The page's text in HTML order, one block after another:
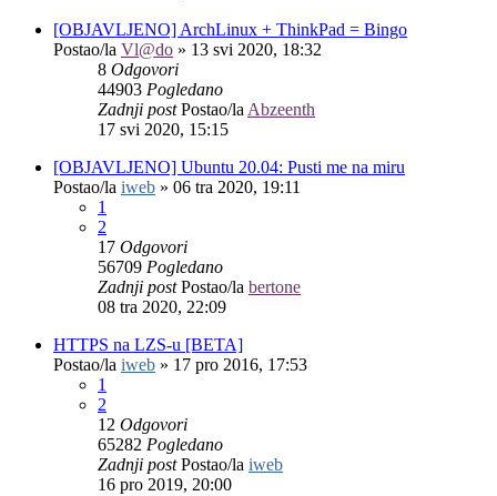
[OBJAVLJENO] ArchLinux + ThinkPad = Bingo
Postao/la Vl@do » 13 svi 2020, 18:32
8 Odgovori
44903 Pogledano
Zadnji postPostao/la Abzeenth
17 svi 2020, 15:15
[OBJAVLJENO] Ubuntu 20.04: Pusti me na miru
Postao/la iweb » 06 tra 2020, 19:11
1
2
17 Odgovori
56709 Pogledano
Zadnji postPostao/la bertone
08 tra 2020, 22:09
HTTPS na LZS-u [BETA]
Postao/la iweb » 17 pro 2016, 17:53
1
2
12 Odgovori
65282 Pogledano
Zadnji postPostao/la iweb
16 pro 2019, 20:00